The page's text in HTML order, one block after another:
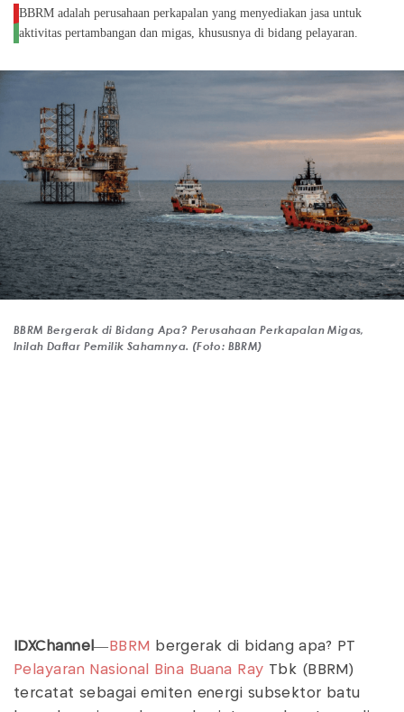
BBRM adalah perusahaan perkapalan yang menyediakan jasa untuk
aktivitas pertambangan dan migas, khususnya di bidang pelayaran.
BBRM Bergerak di Bidang Apa? Perusahaan Perkapalan Migas,
Inilah Daftar Pemilik Sahamnya. (Foto: BBRM)
IDXChannel— BBRM
bergerak di bidang apa? PT
Pelayaran Nasional Bina Buana Ray Tbk (BBRM)
tercatat sebagai emiten energi subsektor batu